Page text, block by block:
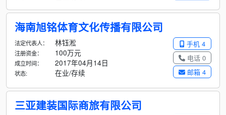
海南旭铭体育文化传播有限公司
手机 4
电话 0
邮箱 4
法定代表人： 林钰淞
注册资金： 100万元
成立时间： 2017年04月14日
状态: 在业/存续
三亚建装国际商旅有限公司